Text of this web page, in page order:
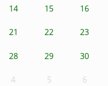
14 15 16
21 22 23
28 29 30
4 5 6